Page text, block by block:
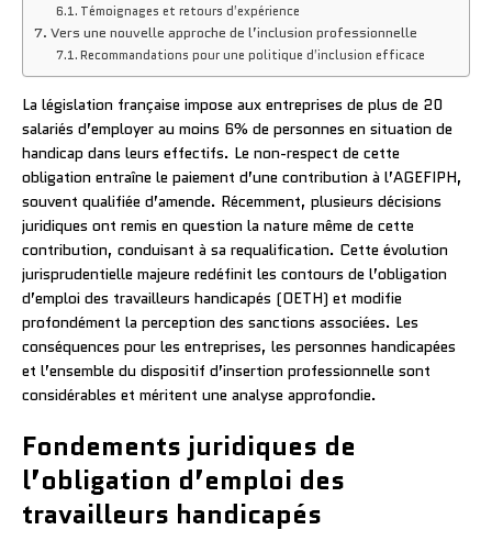
Témoignages et retours d’expérience
Vers une nouvelle approche de l’inclusion professionnelle
Recommandations pour une politique d’inclusion efficace
La législation française impose aux entreprises de plus de 20
salariés d’employer au moins 6% de personnes en situation de
handicap dans leurs effectifs. Le non-respect de cette
obligation entraîne le paiement d’une contribution à l’AGEFIPH,
souvent qualifiée d’amende. Récemment, plusieurs décisions
juridiques ont remis en question la nature même de cette
contribution, conduisant à sa requalification. Cette évolution
jurisprudentielle majeure redéfinit les contours de l’obligation
d’emploi des travailleurs handicapés (OETH) et modifie
profondément la perception des sanctions associées. Les
conséquences pour les entreprises, les personnes handicapées
et l’ensemble du dispositif d’insertion professionnelle sont
considérables et méritent une analyse approfondie.
Fondements juridiques de
l’obligation d’emploi des
travailleurs handicapés